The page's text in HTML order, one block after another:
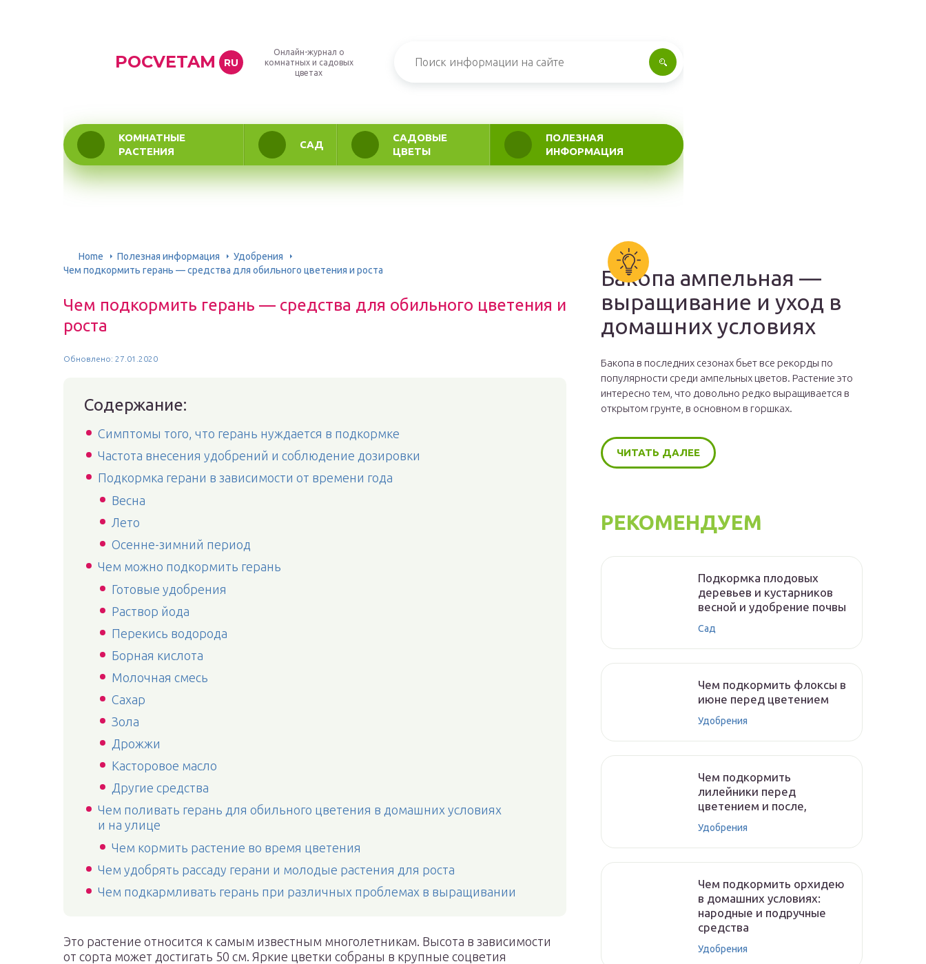
POCVETAM RU
Онлайн-журнал о
комнатных и садовых
цветах
КОМНАТНЫЕ
РАСТЕНИЯ
САД
САДОВЫЕ
ЦВЕТЫ
ПОЛЕЗНАЯ
ИНФОРМАЦИЯ
Home Полезная информация
Удобрения
Чем подкормить герань — средства для обильного цветения и роста
Чем подкормить герань — средства для обильного цветения и
роста
Обновлено: 27.01.2020
Содержание:
Симптомы того, что герань нуждается в подкормке
Частота внесения удобрений и соблюдение дозировки
Подкормка герани в зависимости от времени года
Весна
Лето
Осенне-зимний период
Чем можно подкормить герань
Готовые удобрения
Раствор йода
Перекись водорода
Борная кислота
Молочная смесь
Сахар
Зола
Дрожжи
Касторовое масло
Другие средства
Чем поливать герань для обильного цветения в домашних условиях
и на улице
Чем кормить растение во время цветения
Чем удобрять рассаду герани и молодые растения для роста
Чем подкармливать герань при различных проблемах в выращивании
Это растение относится к самым известным многолетникам. Высота в зависимости
от сорта может достигать 50 см. Яркие цветки собраны в крупные соцветия
Бакопа ампельная —
выращивание и уход в
домашних условиях
Бакопа в последних сезонах бьет все рекорды по
популярности среди ампельных цветов. Растение это
интересно тем, что довольно редко выращивается в
открытом грунте, в основном в горшках.
ЧИТАТЬ ДАЛЕЕ
РЕКОМЕНДУЕМ
Подкормка плодовых
деревьев и кустарников
весной и удобрение почвы
Сад
Чем подкормить флоксы в
июне перед цветением
Удобрения
Чем подкормить
лилейники перед
цветением и после,
Удобрения
Чем подкормить орхидею
в домашних условиях:
народные и подручные
средства
Удобрения